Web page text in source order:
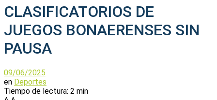
CLASIFICATORIOS DE
JUEGOS BONAERENSES SIN
PAUSA
09/06/2025
en Deportes
Tiempo de lectura: 2 min